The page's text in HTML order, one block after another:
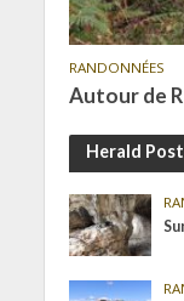
RANDONNÉES
Autour de
Herald